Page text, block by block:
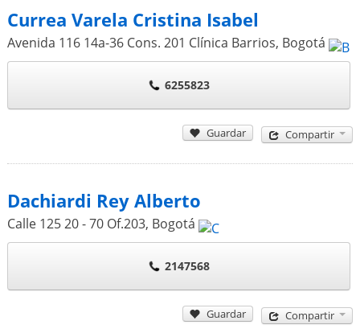
Currea Varela Cristina Isabel
Avenida 116 14a-36 Cons. 201 Clínica Barrios, Bogotá
6255823
Guardar Compartir
Dachiardi Rey Alberto
Calle 125 20 - 70 Of.203, Bogotá
2147568
Guardar Compartir